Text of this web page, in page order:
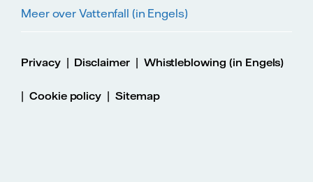
Meer over Vattenfall (in Engels)
Privacy| Disclaimer| Whistleblowing (in Engels)
| Cookie policy | Sitemap